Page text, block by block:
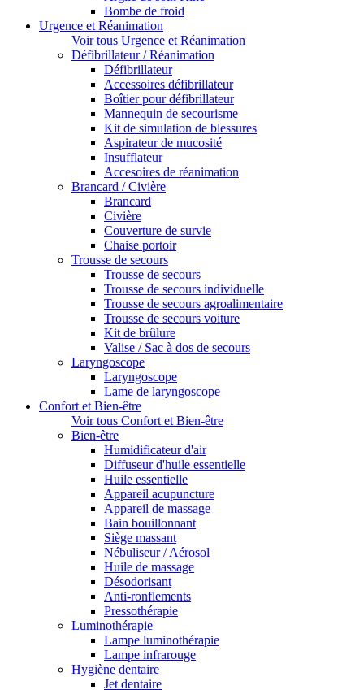
Bombe de froid
Urgence et Réanimation
Voir tous Urgence et Réanimation
Défibrillateur / Réanimation
Défibrillateur
Accessoires défibrillateur
Boîtier pour défibrillateur
Mannequin de secourisme
Kit de simulation de blessures
Aspirateur de mucosité
Insufflateur
Accesoires de réanimation
Brancard / Civière
Brancard
Civière
Couverture de survie
Chaise portoir
Trousse de secours
Trousse de secours
Trousse de secours individuelle
Trousse de secours agroalimentaire
Trousse de secours voiture
Kit de brûlure
Valise / Sac à dos de secours
Laryngoscope
Laryngoscope
Lame de laryngoscope
Confort et Bien-être
Voir tous Confort et Bien-être
Bien-être
Humidificateur d'air
Diffuseur d'huile essentielle
Huile essentielle
Appareil acupuncture
Appareil de massage
Bain bouillonnant
Siège massant
Nébuliseur / Aérosol
Huile de massage
Désodorisant
Anti-ronflements
Pressothérapie
Luminothérapie
Lampe luminothérapie
Lampe infrarouge
Hygiène dentaire
Jet dentaire